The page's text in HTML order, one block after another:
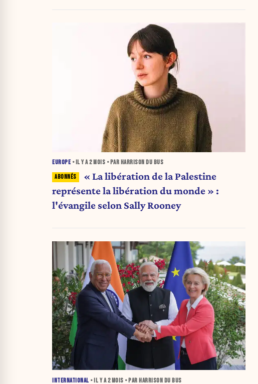
EUROPE • IL Y A2 MOIS • PAR HARRISON DU BUS
« La libération de la Palestine
représente la libération du monde » :
l'évangile selon Sally Rooney
INTERNATIONAL • IL Y A2 MOIS • PAR HARRISON DU BUS